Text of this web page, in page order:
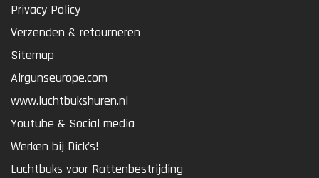
Privacy Policy
Verzenden & retourneren
Sitemap
Airgunseurope.com
www.luchtbukshuren.nl
Youtube & Social media
Werken bij Dick's!
Luchtbuks voor Rattenbestrijding